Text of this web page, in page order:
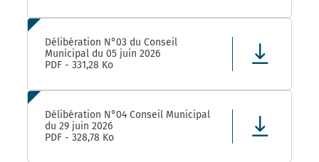
Délibération N°03 du Conseil
Municipal du 05 juin 2026
PDF - 331,28 Ko
Délibération N°04 Conseil Municipal
du 29 juin 2026
PDF - 328,78 Ko